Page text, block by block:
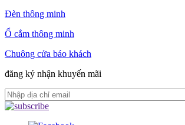
Đèn thông minh
Ổ cắm thông minh
Chuông cửa báo khách
đăng ký nhận khuyến mãi